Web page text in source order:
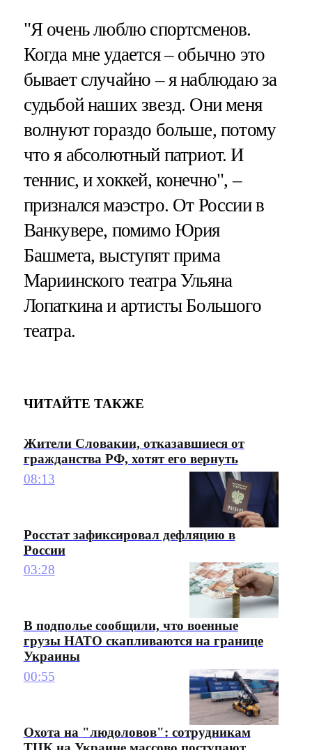
"Я очень люблю спортсменов.
Когда мне удается – обычно это
бывает случайно – я наблюдаю за
судьбой наших звезд. Они меня
волнуют гораздо больше, потому
что я абсолютный патриот. И
теннис, и хоккей, конечно", –
признался маэстро. От России в
Ванкувере, помимо Юрия
Башмета, выступят прима
Мариинского театра Ульяна
Лопаткина и артисты Большого
театра.
ЧИТАЙТЕ ТАКЖЕ
Жители Словакии, отказавшиеся от
гражданства РФ, хотят его вернуть
08:13
Росстат зафиксировал дефляцию в
России
03:28
В подполье сообщили, что военные
грузы НАТО скапливаются на границе
Украины
00:55
Охота на "людоловов": сотрудникам